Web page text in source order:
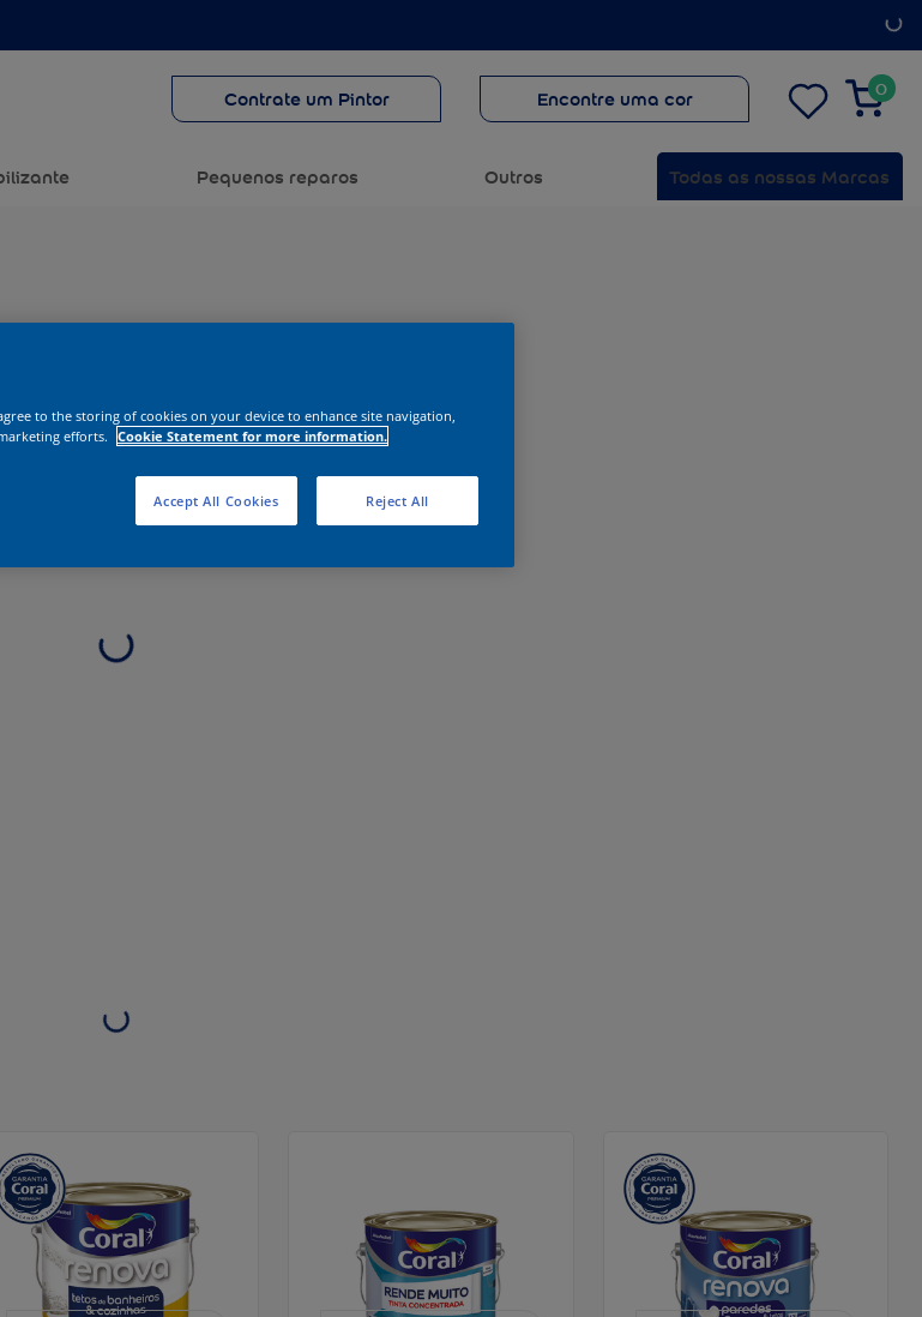
Contrate um Pintor Encontre uma cor 0
Pequenos reparos Outros Todas as nossas Marcas
to the storing of cookies on your device to enhance site navigation,
efforts.
Cookie Statement for more information.
Reject All
Accept All Cookies